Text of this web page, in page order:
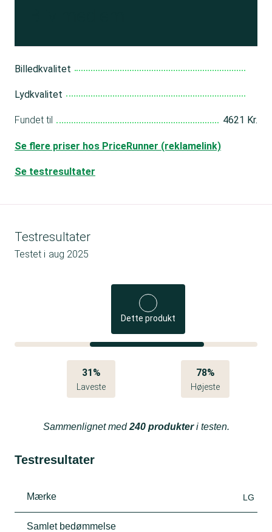
Billedkvalitet
Lydkvalitet
Fundet til 4621 Kr.
Se flere priser hos PriceRunner (reklamelink)
Se testresultater
Testresultater
Testet i aug 2025
Dette produkt
31%
Laveste
78%
Højeste
Sammenlignet med240 produkteri testen.
Testresultater
Mærke LG
Samlet bedømmelse